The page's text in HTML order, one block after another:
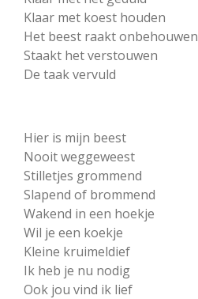
Klaar met koest houden
Het beest raakt onbehouwen
Staakt het verstouwen
De taak vervuld
Hier is mijn beest
Nooit weggeweest
Stilletjes grommend
Slapend of brommend
Wakend in een hoekje
Wil je een koekje
Kleine kruimeldief
Ik heb je nu nodig
Ook jou vind ik lief